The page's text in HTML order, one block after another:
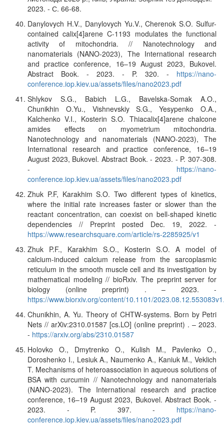
2023. - С. 66-68.
Danylovych H.V., Danylovych Yu.V., Cherenok S.O. Sulfur-
contained calix[4]arene C-1193 modulates the functional
activity of mitochondria. // Nanotechnology and
nanomaterials (NANO-2023), The International research
and practice conference, 16–19 August 2023, Bukovel.
Abstract Book. - 2023. - P. 320. - https://nano-
conference.iop.kiev.ua/assets/files/nano2023.pdf
Shlykov S.G., Babich L.G., Bavelska-Somak A.O.,
Chunikhin O.Yu., Vishnevskiy S.G., Yesypenko O.A.,
Kalchenko V.I., Kosterin S.O. Thiacalix[4]arene chalcone
amides effects on myometrium mitochondria.
Nanotechnology and nanomaterials (NANO-2023), The
International research and practice conference, 16–19
August 2023, Bukovel. Abstract Book. - 2023. - P. 307-308.
- https://nano-
conference.iop.kiev.ua/assets/files/nano2023.pdf
Zhuk P.F, Karakhim S.O. Two different types of kinetics,
where the initial rate increases faster or slower than the
reactant concentration, can coexist on bell-shaped kinetic
dependencies // Preprint posted Dec. 19, 2022. -
https://www.researchsquare.com/article/rs-2285925/v1
Zhuk P.F., Karakhim S.O., Kosterin S.O. A model of
calcium-induced calcium release from the sarcoplasmic
reticulum in the smooth muscle cell and its investigation by
mathematical modeling // bioRxiv. The preprint server for
biology (online preprint) . – 2023. -
https://www.biorxiv.org/content/10.1101/
Chunikhin, A. Yu. Theory of CHTW-systems. Born by Petri
Nets // arXiv:2310.01587 [cs.LO] (online preprint) . – 2023.
- https://arxiv.org/abs/2310.01587
Holovko O., Dmytrenko O., Kulish M., Pavlenko O.,
Doroshenko I., Lesiuk A., Naumenko A., Kaniuk M., Veklich
T. Mechanisms of heteroassociation in aqueous solutions of
BSA with curcumin // Nanotechnology and nanomaterials
(NANO-2023). The International research and practice
conference, 16–19 August 2023, Bukovel. Abstract Book. -
2023. - P. 397. - https://nano-
conference.iop.kiev.ua/assets/files/nano2023.pdf